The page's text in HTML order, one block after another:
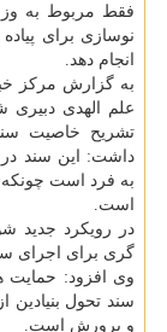
فقط مربوط به
نوسازی برای
انجام دهد.
به گزارش مرکز
علم الهدی
تشریح خاصیت
داشت: این سند در
به فرد است چونکه
است.
در رویکرد جدید
گری برای اجرای
وی افزود: حمایت
سند تحول بنیادین
و پرورش است.